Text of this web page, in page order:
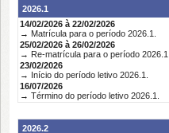
2026.1
14/02/2026 à 22/02/2026
→ Matrícula para o período 2026.1.
25/02/2026 à 26/02/2026
→ Re-matrícula para o período 2026.1.
23/02/2026
→ Início do período letivo 2026.1.
16/07/2026
→ Término do período letivo 2026.1.
2026.2